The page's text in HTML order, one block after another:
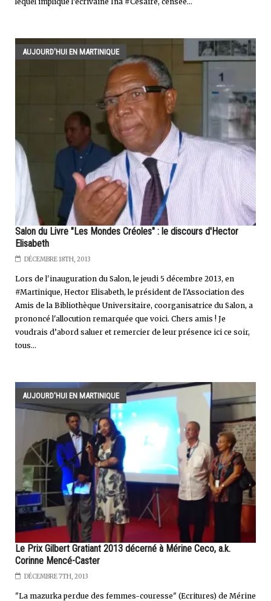
AUJOURD'HUI EN MARTINIQUE
Salon du Livre "Les Mondes Créoles" : le discours d'Hector
Elisabeth
DÉCEMBRE 18TH, 2013
Lors de l'inauguration du Salon, le jeudi 5 décembre 2013, en
#Martinique, Hector Elisabeth, le président de l'Association des
Amis de la Bibliothèque Universitaire, coorganisatrice du Salon, a
prononcé l'allocution remarquée que voici. Chers amis ! Je
voudrais d’abord saluer et remercier de leur présence ici ce soir,
tous...
AUJOURD'HUI EN MARTINIQUE
Le Prix Gilbert Gratiant 2013 décerné à Mérine Ceco, a.k.
Corinne Mencé-Caster
DÉCEMBRE 7TH, 2013
"La mazurka perdue des femmes-couresse" (Ecritures) de Mérine